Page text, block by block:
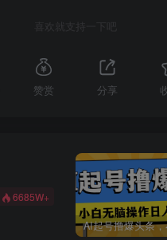
喜欢就支持一下吧
赞赏 分享
6685W+